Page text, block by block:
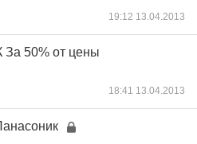
19:12 13.04.2013
50% от цены
18:41 13.04.2013